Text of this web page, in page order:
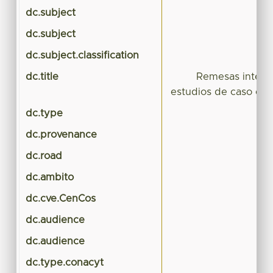
dc.subject
dc.subject
dc.subject.classification
dc.title
Remesas
estudios de caso en
dc.type
dc.provenance
dc.road
dc.ambito
dc.cve.CenCos
dc.audience
dc.audience
dc.type.conacyt